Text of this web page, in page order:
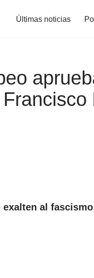
Últimas noticias
exalten al fascismo